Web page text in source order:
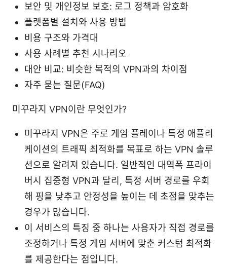
보안 및 개인정보 보호: 로그 정책과 암호화
플랫폼별 설치와 사용 방법
비용 구조와 가격대
사용 사례별 추천 시나리오
대안 비교: 비슷한 목적의 VPN과의 차이점
자주 묻는 질문(FAQ)
미꾸라지 VPN이란 무엇인가?
미꾸라지 VPN은 주로 게임 플레이나 특정 애플리
케이션의 트래픽 최적화를 목표로 하는 VPN 솔루
션으로 알려져 있습니다. 일반적인 대역폭 프라이
버시 집중형 VPN과 달리, 특정 서버 경로를 우회
해 핑을 낮추고 안정성을 높이는 데 초점을 맞추는
경우가 많습니다.
이 서비스의 특징 중 하나는 사용자가 직접 경로를
조정하거나 특정 게임 서버에 맞춘 커스텀 최적화
를 제공한다는 점입니다.